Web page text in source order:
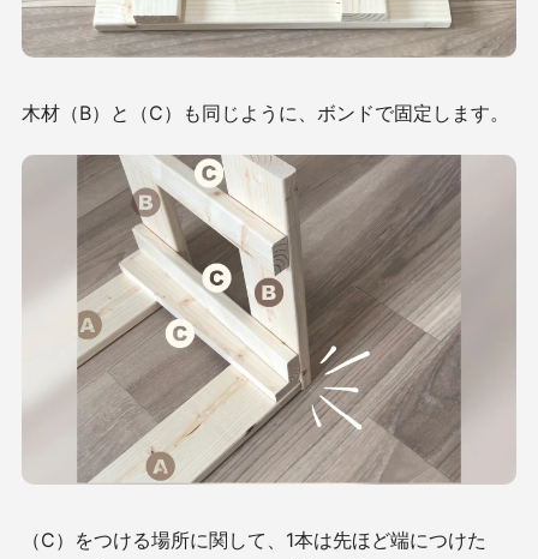
木材（B）と（C）も同じように、ボンドで固定します。
（C）をつける場所に関して、1本は先ほど端につけた